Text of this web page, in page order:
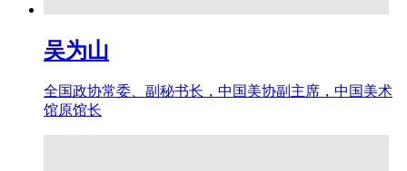
吴为山
全国政协常委、副秘书长，中国美协副主席，中国美术
馆原馆长